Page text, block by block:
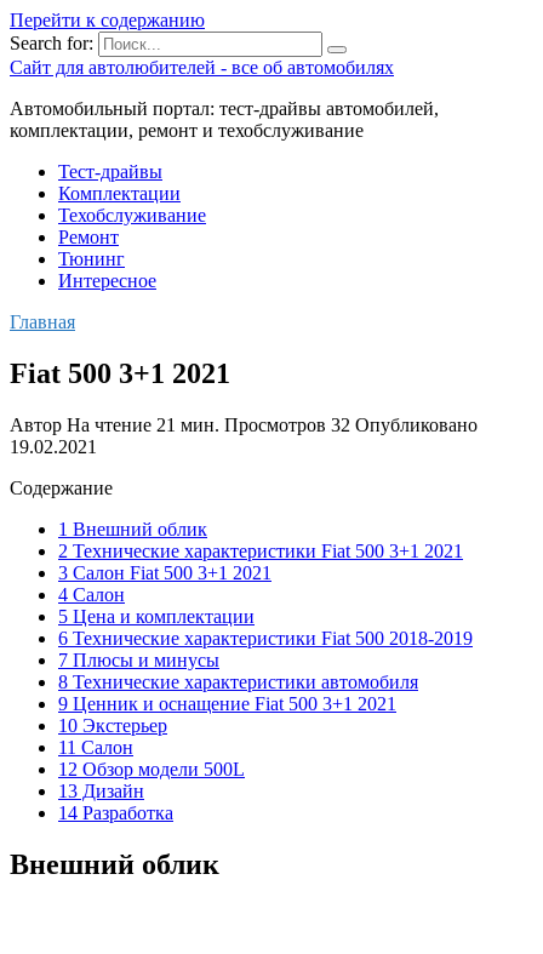
Перейти к содержанию
Search for:
Сайт для автолюбителей - все об автомобилях
Автомобильный портал: тест-драйвы автомобилей,
комплектации, ремонт и техобслуживание
Тест-драйвы
Комплектации
Техобслуживание
Ремонт
Тюнинг
Интересное
Главная
Fiat 500 3+1 2021
Автор На чтение 21 мин. Просмотров 32 Опубликовано
19.02.2021
Содержание
1 Внешний облик
2 Технические характеристики Fiat 500 3+1 2021
3 Салон Fiat 500 3+1 2021
4 Салон
5 Цена и комплектации
6 Технические характеристики Fiat 500 2018-2019
7 Плюсы и минусы
8 Технические характеристики автомобиля
9 Ценник и оснащение Fiat 500 3+1 2021
10 Экстерьер
11 Салон
12 Обзор модели 500L
13 Дизайн
14 Разработка
Внешний облик